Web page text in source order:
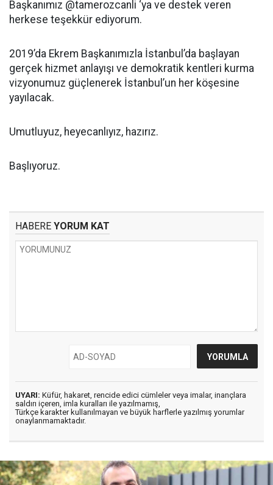
Başkanımız @tamerozcanli ‘ya ve destek veren
herkese teşekkür ediyorum.
2019’da Ekrem Başkanımızla İstanbul’da başlayan
gerçek hizmet anlayışı ve demokratik kentleri kurma
vizyonumuz güçlenerek İstanbul’un her köşesine
yayılacak.
Umutluyuz, heyecanlıyız, hazırız.
Başlıyoruz.
HABERE YORUM KAT
UYARI: Küfür, hakaret, rencide edici cümleler veya imalar, inançlara
saldırı içeren, imla kuralları ile yazılmamış,
Türkçe karakter kullanılmayan ve büyük harflerle yazılmış yorumlar
onaylanmamaktadır.